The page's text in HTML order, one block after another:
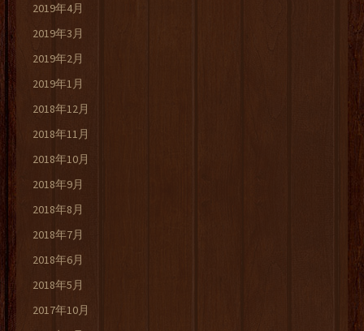
2019年4月
2019年3月
2019年2月
2019年1月
2018年12月
2018年11月
2018年10月
2018年9月
2018年8月
2018年7月
2018年6月
2018年5月
2017年10月